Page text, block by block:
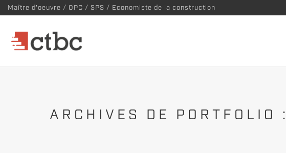
Maître d'oeuvre / OPC / SPS / Economiste de la construction
ARCHIVES DE PORTFOLIO :